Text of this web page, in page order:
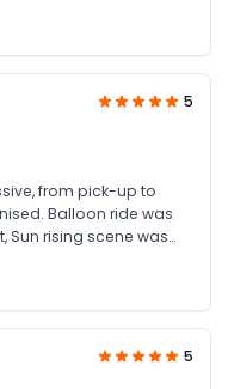
5
from pick-up to
Balloon ride was
Sun rising scene was
5